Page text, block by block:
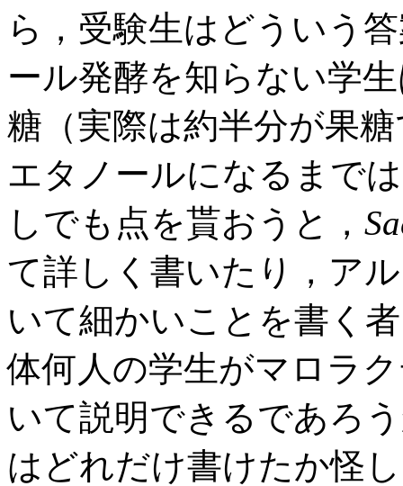
ら，受験生はどういう
ール発酵を知らない学
糖（実際は約半分が果
エタノールになるまで
しでも点を貰おうと，
て詳しく書いたり，ア
いて細かいことを書く
体何人の学生がマロラ
いて説明できるであろ
はどれだけ書けたか怪